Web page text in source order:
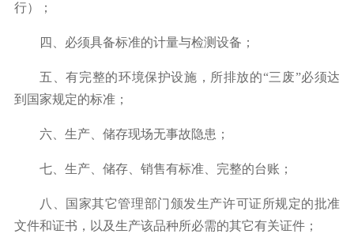
行）；
四、必须具备标准的计量与检测设备；
五、有完整的环境保护设施，所排放的“三废”必须达
到国家规定的标准；
六、生产、储存现场无事故隐患；
七、生产、储存、销售有标准、完整的台账；
八、国家其它管理部门颁发生产许可证所规定的批准
文件和证书，以及生产该品种所必需的其它有关证件；